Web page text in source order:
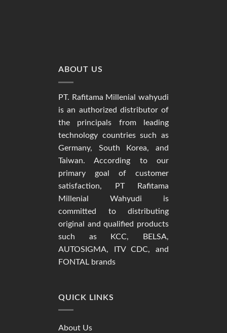
ABOUT US
PT. Rafitama Millenial wahyudi
is an authorized distributor of
the principals from leading
technology countries such as
Germany, South Korea, and
Taiwan. According to our
primary goal of customer
satisfaction, PT Rafitama
Millenial Wahyudi is
committed to distributing
original and qualified products
such as KCC, BELSA,
AUTOSIGMA, ITV CDC, and
FONTAL brands
QUICK LINKS
About Us